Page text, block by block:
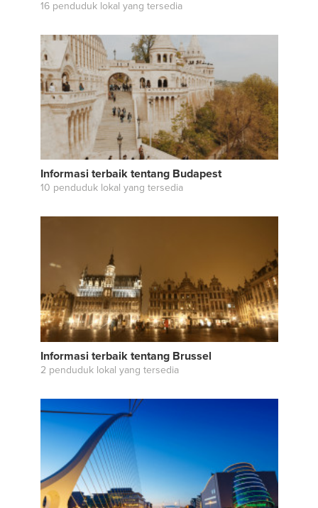
16 penduduk lokal yang tersedia
Informasi terbaik tentang Budapest
10 penduduk lokal yang tersedia
Informasi terbaik tentang Brussel
2 penduduk lokal yang tersedia